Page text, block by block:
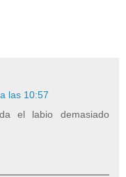
las 10:57
el labio demasiado